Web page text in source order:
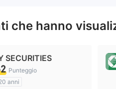
che hanno
SECURITIES
Punteggio
anni